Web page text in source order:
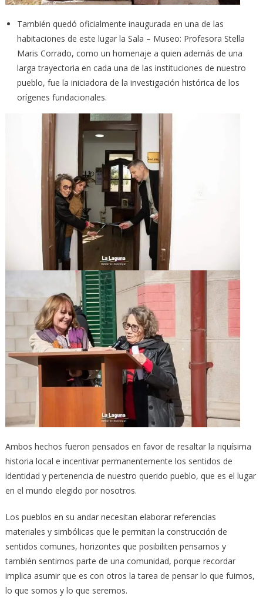
También quedó oficialmente inaugurada en una de las
habitaciones de este lugar la Sala – Museo: Profesora Stella
Maris Corrado, como un homenaje a quien además de una
larga trayectoria en cada una de las instituciones de nuestro
pueblo, fue la iniciadora de la investigación histórica de los
orígenes fundacionales.
Ambos hechos fueron pensados en favor de resaltar la riquísima
historia local e incentivar permanentemente los sentidos de
identidad y pertenencia de nuestro querido pueblo, que es el lugar
en el mundo elegido por nosotros.
Los pueblos en su andar necesitan elaborar referencias
materiales y simbólicas que le permitan la construcción de
sentidos comunes, horizontes que posibiliten pensarnos y
también sentirnos parte de una comunidad, porque recordar
implica asumir que es con otros la tarea de pensar lo que fuimos,
lo que somos y lo que seremos.